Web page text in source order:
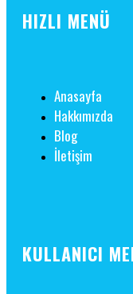
HIZLI MENÜ
Anasayfa
Hakkımızda
Blog
İletişim
KULLANICI